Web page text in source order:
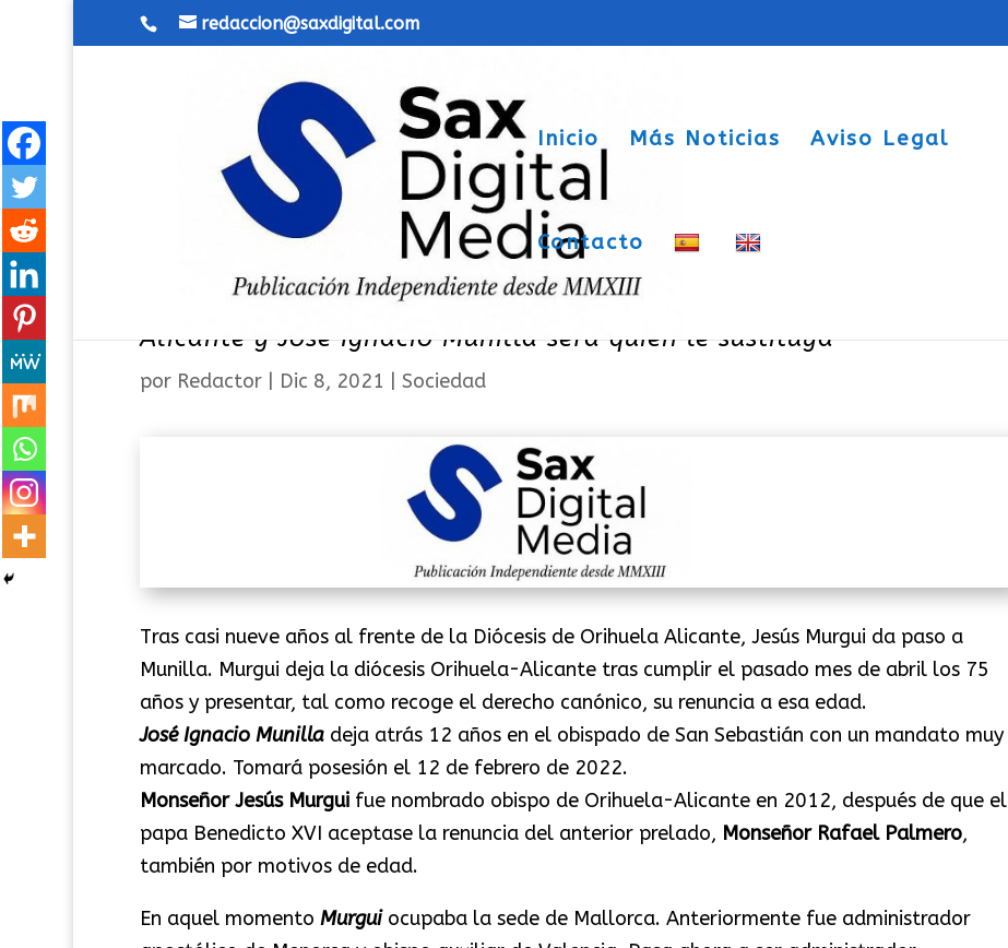
redaccion@saxdigital.com
Inicio Más Noticias Aviso Legal
Contacto
Jesús Murgui dejará de ser el obispo de la Diócesis de Orihuela-
Alicante y José Ignacio Munilla será quien le sustituya
por Redactor| Dic 8, 2021 Sociedad
Tras casi nueve años al frente de la Diócesis de Orihuela Alicante, Jesús Murgui da paso a
Munilla. Murgui deja la diócesis Orihuela-Alicante tras cumplir el pasado mes de abril los 75
años y presentar, tal como recoge el derecho canónico, su renuncia a esa edad.
José Ignacio Munilladeja atrás 12 años en el obispado de San Sebastián con un mandato muy
marcado. Tomará posesión el 12 de febrero de 2022.
Monseñor Jesús Murguifue nombrado obispo de Orihuela-Alicante en 2012, después de que el
papa Benedicto XVI aceptase la renuncia del anterior prelado, Monseñor Rafael Palmero,
también por motivos de edad.
En aquel momento Murguiocupaba la sede de Mallorca. Anteriormente fue administrador